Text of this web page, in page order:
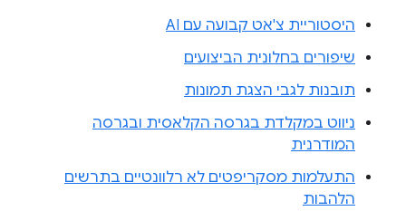
היסטוריית צ'אט קבועה עם AI
שיפורים בחלונית הביצועים
תובנות לגבי הצגת תמונות
ניווט במקלדת בגרסה הקלאסית ובגרסה
המודרנית
התעלמות מסקריפטים לא רלוונטיים בתרשים
הלהבות